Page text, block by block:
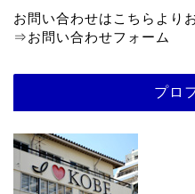
お問い合わせはこちらより
⇒お問い合わせフォーム
プロ